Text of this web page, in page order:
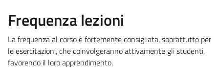
Frequenza lezioni
La frequenza al corso è fortemente consigliata, soprattutto per
le esercitazioni, che coinvolgeranno attivamente gli studenti,
favorendo il loro apprendimento.